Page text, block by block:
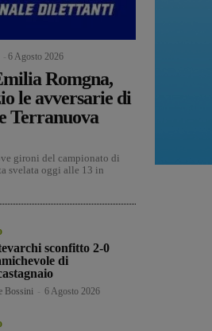
6 Agosto 2026
Romgna,
le avversarie di
Terranuova
gironi del campionato di
svelata oggi alle 13 in
sconfitto 2-0
di
Bossini 6 Agosto 2026